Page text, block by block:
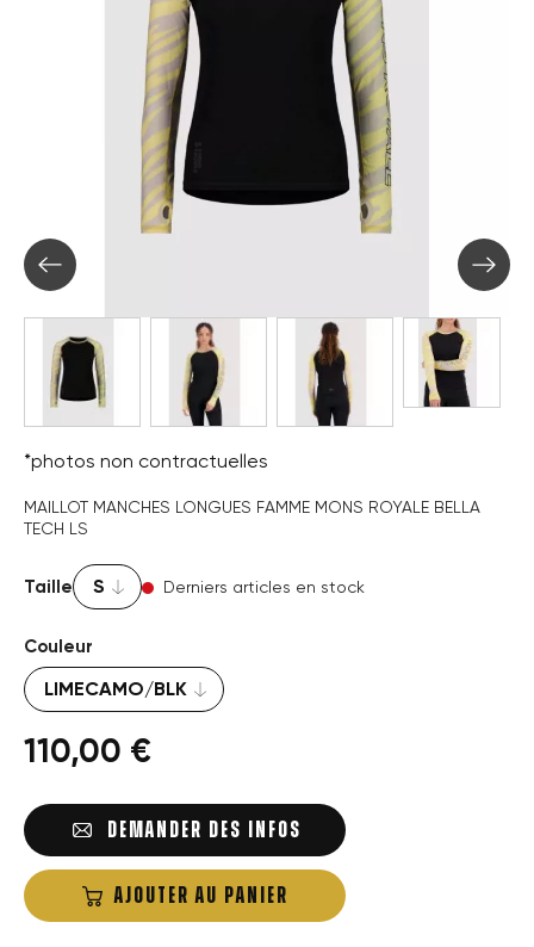
*photos non contractuelles
MAILLOT MANCHES LONGUES FAMME MONS ROYALE BELLA
TECH LS
Taille Derniers articles en stock
Couleur
110,00 €
DEMANDER DES INFOS
AJOUTER AU PANIER